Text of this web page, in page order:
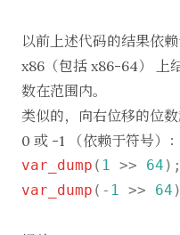
以前上述代码的结果依
x86（包括 x86-64） 上
数在范围内。
类似的，向右位移的位
0 或 -1 （依赖于符号）：
var_dump ( 1 >> 64
var_dump (- 1 >> 64